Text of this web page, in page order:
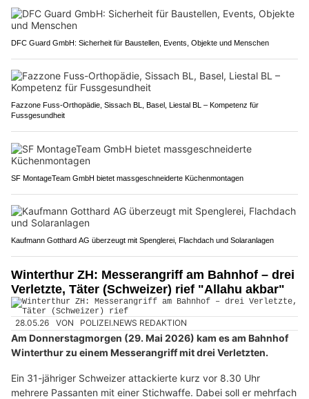
DFC Guard GmbH: Sicherheit für Baustellen, Events, Objekte und Menschen
Fazzone Fuss-Orthopädie, Sissach BL, Basel, Liestal BL – Kompetenz für
Fussgesundheit
SF MontageTeam GmbH bietet massgeschneiderte Küchenmontagen
Kaufmann Gotthard AG überzeugt mit Spenglerei, Flachdach und Solaranlagen
Winterthur ZH: Messerangriff am Bahnhof – drei
Verletzte, Täter (Schweizer) rief "Allahu akbar"
28.05.26 VON POLIZEI.NEWS REDAKTION
Am Donnerstagmorgen (29. Mai 2026) kam es am Bahnhof
Winterthur zu einem Messerangriff mit drei Verletzten.
Ein 31-jähriger Schweizer attackierte kurz vor 8.30 Uhr
mehrere Passanten mit einer Stichwaffe. Dabei soll er mehrfach